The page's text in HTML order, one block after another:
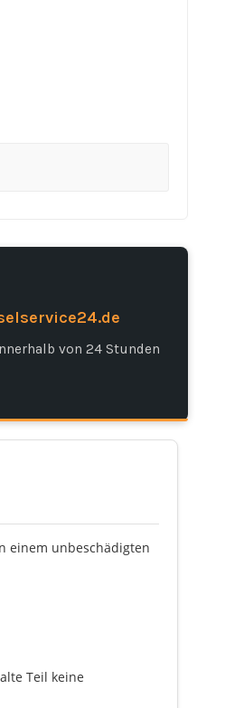
von 24 Stunden
einem unbeschädigten
Teil keine